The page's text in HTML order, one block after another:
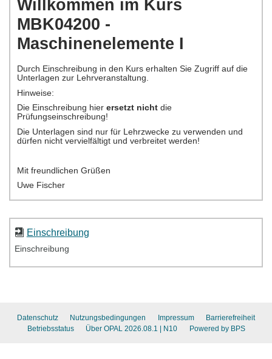
Einschreibung
Einschreibung
Datenschutz Nutzungsbedingungen Impressum
Barrierefreiheit
Betriebsstatus
Über OPAL 2026.08.1 | N10 Powered by BPS